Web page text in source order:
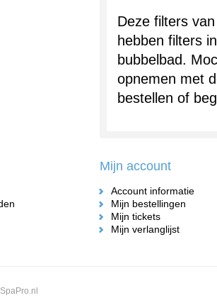
Deze filters
hebben filters
bubbelbad.
opnemen met
bestellen of
Mijn account
Account informatie
Mijn bestellingen
Mijn tickets
Mijn verlanglijst